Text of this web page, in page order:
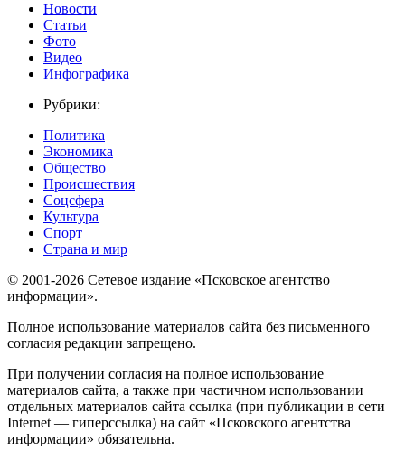
Новости
Статьи
Фото
Видео
Инфографика
Рубрики:
Политика
Экономика
Общество
Происшествия
Соцсфера
Культура
Спорт
Страна и мир
© 2001-2026 Сетевое издание «Псковское агентство
информации».
Полное использование материалов сайта без письменного
согласия редакции запрещено.
При получении согласия на полное использование
материалов сайта, а также при частичном использовании
отдельных материалов сайта ссылка (при публикации в сети
Internet — гиперссылка) на сайт «Псковского агентства
информации» обязательна.